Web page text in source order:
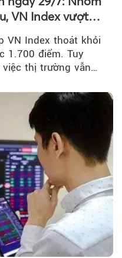
VN Index vượt
VN Index thoát khỏi
1.700 điểm. Tuy
việc thị trường vẫn